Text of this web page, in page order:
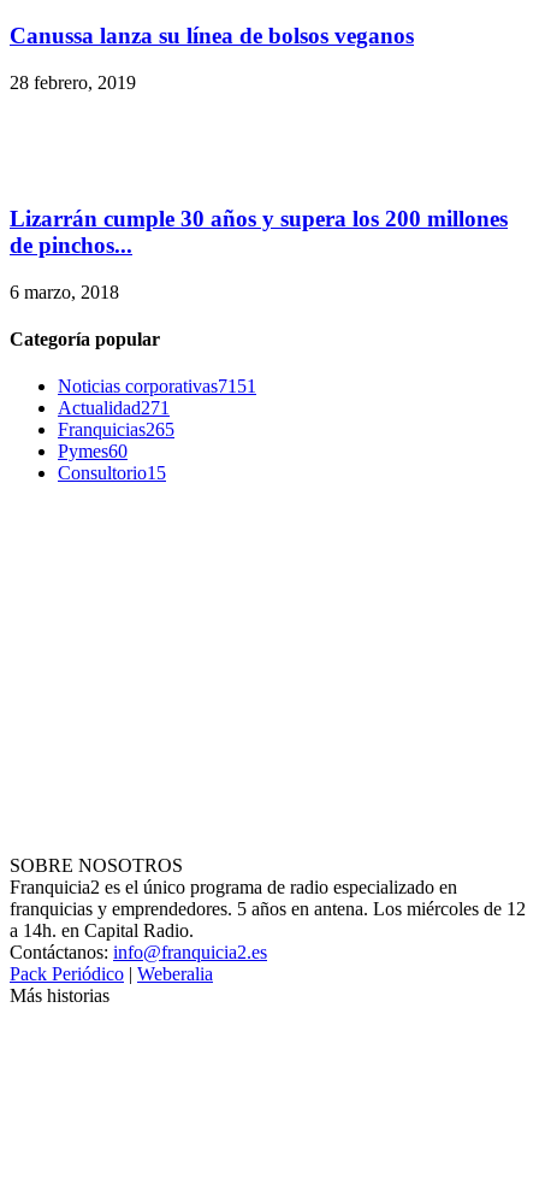
Canussa lanza su línea de bolsos veganos
28 febrero, 2019
Lizarrán cumple 30 años y supera los 200 millones
de pinchos...
6 marzo, 2018
Categoría popular
Noticias corporativas7151
Actualidad271
Franquicias265
Pymes60
Consultorio15
SOBRE NOSOTROS
Franquicia2 es el único programa de radio especializado en
franquicias y emprendedores. 5 años en antena. Los miércoles de 12
a 14h. en Capital Radio.
Contáctanos: info@franquicia2.es
Pack Periódico | Weberalia
Más historias